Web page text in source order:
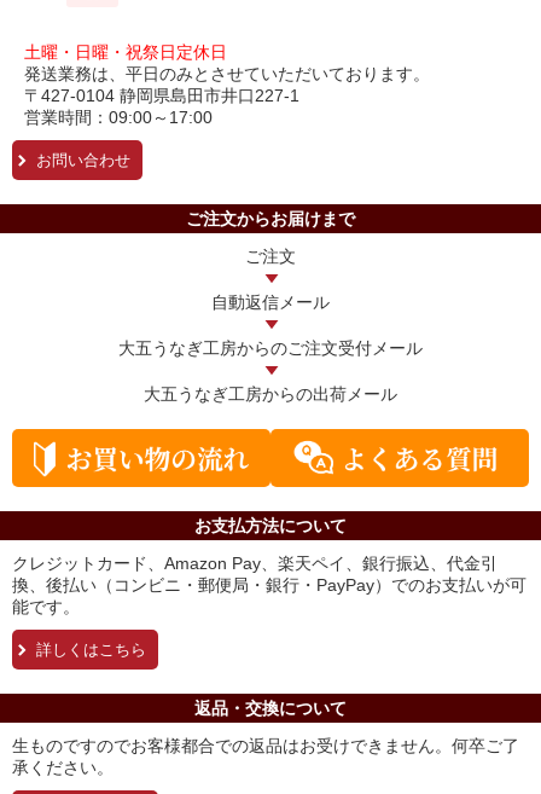
土曜・日曜・祝祭日定休日
発送業務は、平日のみとさせていただいております。
〒427-0104 静岡県島田市井口227-1
営業時間：09:00～17:00
お問い合わせ
ご注文からお届けまで
ご注文
自動返信メール
大五うなぎ工房からのご注文受付メール
大五うなぎ工房からの出荷メール
お支払方法について
クレジットカード、Amazon Pay、楽天ペイ、銀行振込、代金引
換、後払い（コンビニ・郵便局・銀行・PayPay）でのお支払いが可
能です。
詳しくはこちら
返品・交換について
生ものですのでお客様都合での返品はお受けできません。何卒ご了
承ください。